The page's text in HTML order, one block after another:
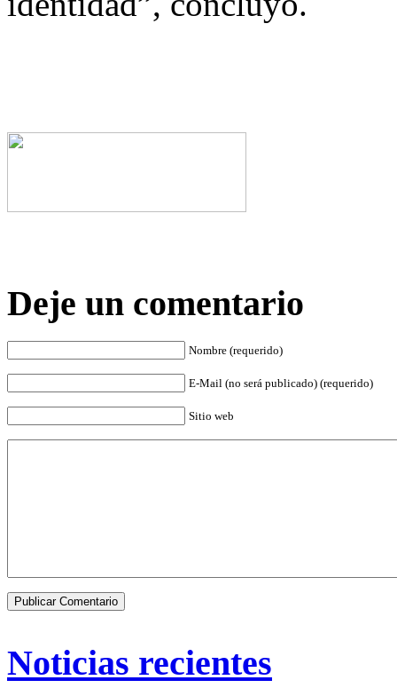
Deje un comentario
Nombre (requerido)
E-Mail (no será publicado) (requerido)
Sitio web
Noticias recientes